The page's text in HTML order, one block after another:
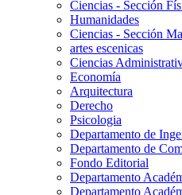
Ciencias - Sección
Humanidades
Ciencias - Sección
artes escenicas
Ciencias
Economía
Arquitectura
Derecho
Psicologia
Departamento de
Departamento de
Fondo Editorial
Departamento
Departamento